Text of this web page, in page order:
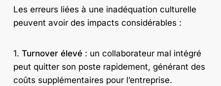
Les erreurs liées à une inadéquation culturelle
peuvent avoir des impacts considérables :
1. Turnover élevé: un collaborateur mal intégré
peut quitter son poste rapidement, générant des
coûts supplémentaires pour l’entreprise.